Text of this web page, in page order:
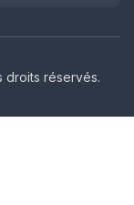
droits réservés.